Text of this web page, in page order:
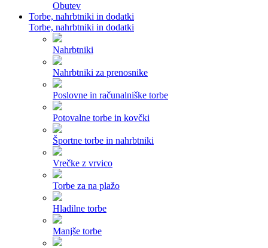
Obutev
Torbe, nahrbtniki in dodatki
Torbe, nahrbtniki in dodatki
Nahrbtniki
Nahrbtniki za prenosnike
Poslovne in računalniške torbe
Potovalne torbe in kovčki
Športne torbe in nahrbtniki
Vrečke z vrvico
Torbe za na plažo
Hladilne torbe
Manjše torbe